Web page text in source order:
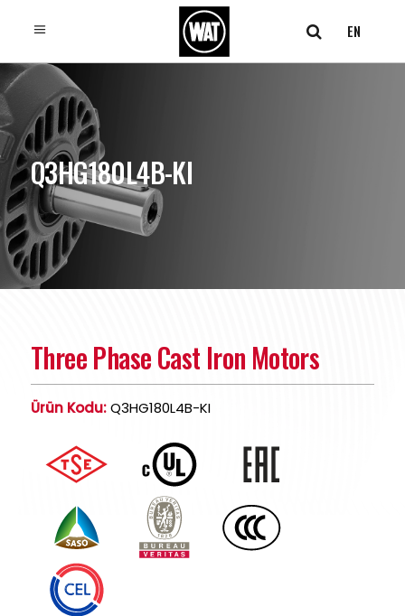
EN
Q3HG180L4B-KI
Three Phase Cast Iron Motors
Ürün Kodu:Q3HG180L4B-KI